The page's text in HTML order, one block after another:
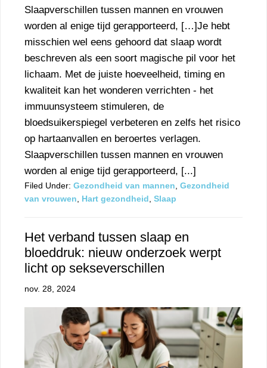
Slaapverschillen tussen mannen en vrouwen
worden al enige tijd gerapporteerd, […]Je hebt
misschien wel eens gehoord dat slaap wordt
beschreven als een soort magische pil voor het
lichaam. Met de juiste hoeveelheid, timing en
kwaliteit kan het wonderen verrichten - het
immuunsysteem stimuleren, de
bloedsuikerspiegel verbeteren en zelfs het risico
op hartaanvallen en beroertes verlagen.
Slaapverschillen tussen mannen en vrouwen
worden al enige tijd gerapporteerd, [...]
Filed Under: Gezondheid van mannen Gezondheid
van vrouwen
Hart gezondheid Slaap
Het verband tussen slaap en
bloeddruk: nieuw onderzoek werpt
licht op sekseverschillen
nov. 28, 2024